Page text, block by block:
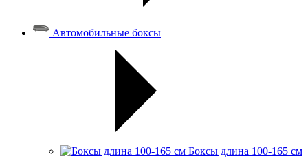
Автомобильные боксы
Боксы длина 100-165 см